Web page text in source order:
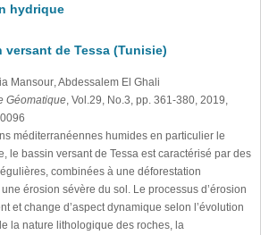
hydrique
versant de Tessa (Tunisie)
Mansour, Abdessalem El Ghali
Géomatique, Vol.29, No.3, pp. 361-380, 2019,
méditerranéennes humides en particulier le
le bassin versant de Tessa est caractérisé par des
combinées à une déforestation
érosion sévère du sol. Le processus d’érosion
et change d’aspect dynamique selon l’évolution
la nature lithologique des roches, la